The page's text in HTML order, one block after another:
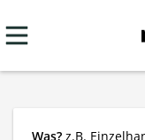
Was? z.B.